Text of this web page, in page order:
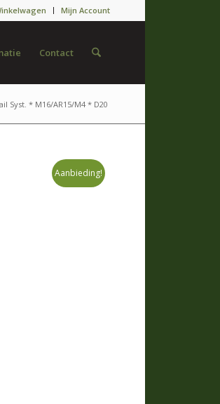
Mijn Account
Contact
Syst. * M16/AR15/M4 * D20
Aanbieding!